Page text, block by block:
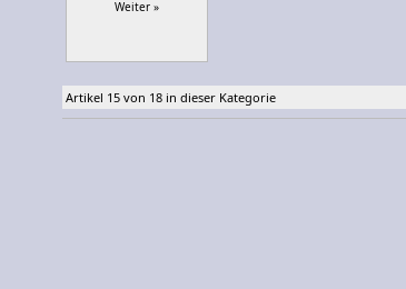
Weiter »
Artikel 15 von 18 in dieser Kategorie